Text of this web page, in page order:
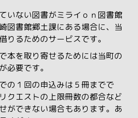
いない図書がミライｏｎ図書館
図書館郷土課にある場合に、当
りるためのサービスです。
本を取り寄せるためには当町の
必要です。
の１回の申込みは５冊までで
クエストの上限冊数の都合など
ができない場合もあります。あ